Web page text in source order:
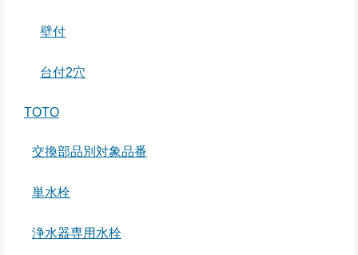
壁付
台付2穴
TOTO
交換部品別対象品番
単水栓
浄水器専用水栓